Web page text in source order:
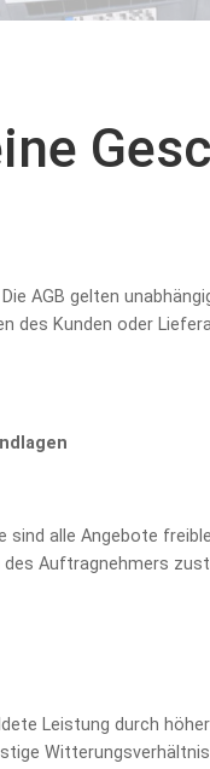
AGB gelten
des Kunden oder
sind alle Angebote
Auftragnehmers
Leistung durch